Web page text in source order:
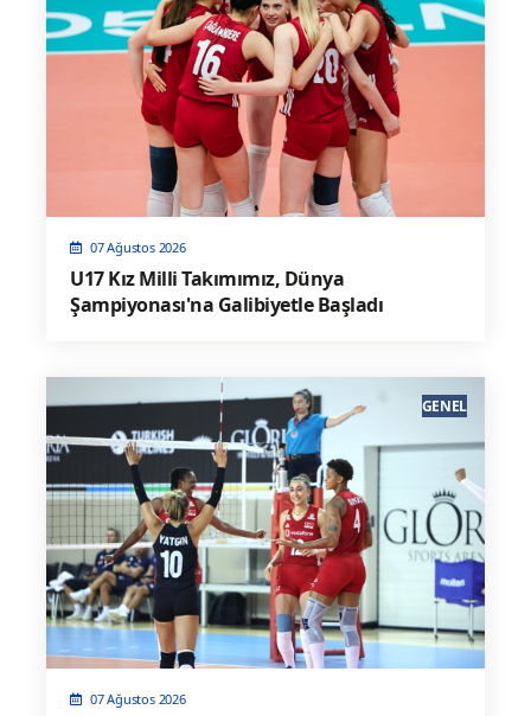
07 Ağustos 2026
U17 Kız Milli Takımımız, Dünya
Şampiyonası'na Galibiyetle Başladı
07 Ağustos 2026
GENEL